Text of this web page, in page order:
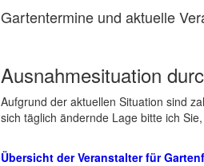
Gartentermine und aktuelle
Ausnahmesituation
Aufgrund der aktuellen Situation sind
sich täglich ändernde Lage bitte ich
Übersicht der Veranstalter für